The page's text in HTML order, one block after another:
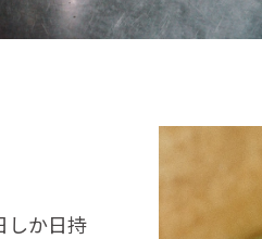
しか日持